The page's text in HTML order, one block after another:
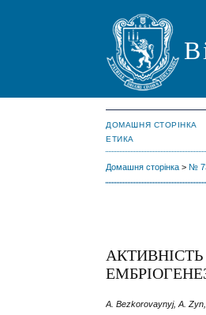
ДОМАШНЯ СТОРІНКА
ЕТИКА
Домашня сторінка > №
A. Bezkorovaynyj, A.